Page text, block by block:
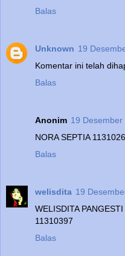
Balas
Unknown 19
Komentar ini telah
Balas
Anonim 19
NORA SEPTIA
Balas
welisdita 19
WELISDITA
11310397
Balas